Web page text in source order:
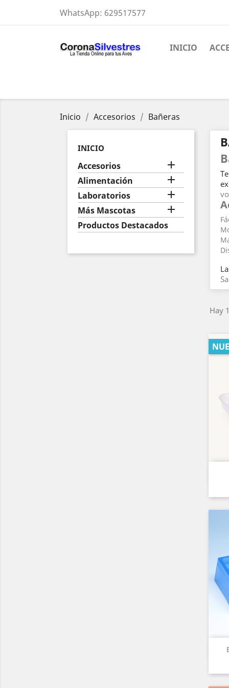
WhatsApp: 629517577
INICIO
Inicio Accesorios Bañeras
INICIO
Accesorios 
Alimentación 
Laboratorios 
Más Mascotas 
Productos Destacados
Hay